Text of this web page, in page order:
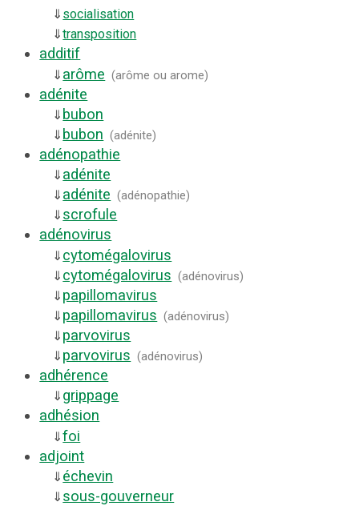
⇓ socialisation
⇓transposition
additif
⇓ arôme (arôme ou arome)
adénite
⇓ bubon
⇓ bubon (adénite)
adénopathie
⇓ adénite
⇓ adénite (adénopathie)
⇓ scrofule
adénovirus
⇓ cytomégalovirus
⇓ cytomégalovirus (adénovirus)
⇓ papillomavirus
⇓ papillomavirus (adénovirus)
⇓ parvovirus
⇓ parvovirus (adénovirus)
adhérence
⇓ grippage
adhésion
⇓foi
adjoint
⇓ échevin
⇓ sous-gouverneur